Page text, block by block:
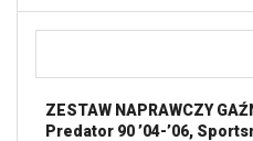
ZESTAW NAPRAWCZY
Predator 90 ’04-’06,